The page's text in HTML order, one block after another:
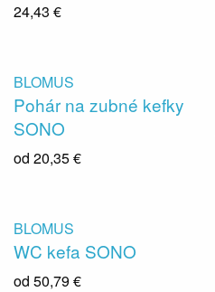
24,43 €
BLOMUS
Pohár na zubné kefky
SONO
od 20,35 €
BLOMUS
WC kefa SONO
od 50,79 €